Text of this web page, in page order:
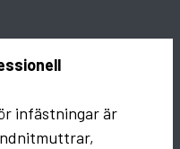
infästningar är